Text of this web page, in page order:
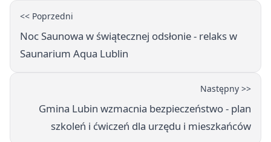
<< Poprzedni
Noc Saunowa w świątecznej odsłonie - relaks w
Saunarium Aqua Lublin
Następny >>
Gmina Lubin wzmacnia bezpieczeństwo - plan
szkoleń i ćwiczeń dla urzędu i mieszkańców